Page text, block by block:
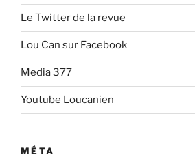
Le Twitter de la revue
Lou Can sur Facebook
Media 377
Youtube Loucanien
MÉTA